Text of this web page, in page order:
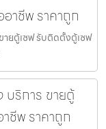
าชีพ ราคาถูก
ายตู้เซฟ รับติดตั้งตู้เซฟ
บริการ ขายตู้
ชีพ ราคาถูก